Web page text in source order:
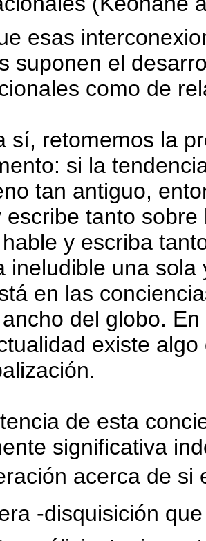
esas
suponen el
como de
sí, retomemos la
si la
tan antiguo,
escribe tanto
y escriba
ineludible una
en las
del globo.
existe
de esta
significativa
acerca de si
-disquisición